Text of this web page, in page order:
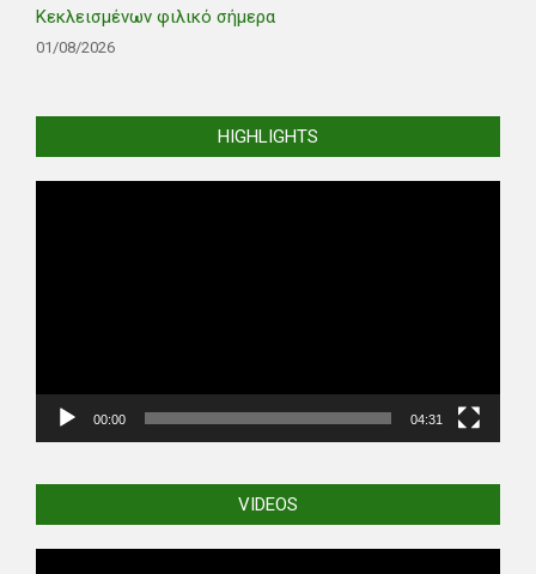
Κεκλεισμένων φιλικό σήμερα
01/08/2026
HIGHLIGHTS
00:00 04:31
VIDEOS